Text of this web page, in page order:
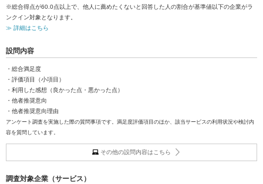
※総合得点が60.0点以上で、他人に薦めたくないと回答した人の割合が基準値以下の企業がラ
ンクイン対象となります。
≫ 詳細はこちら
設問内容
・総合満足度
・評価項目（小項目）
・利用した感想（良かった点・悪かった点）
・他者推奨意向
・他者推奨意向理由
アンケート調査を実施した際の質問事項です。満足度評価項目のほか、該当サービスの利用状況や検討内
容を質問しています。
その他の設問内容はこちら
調査対象企業（サービス）